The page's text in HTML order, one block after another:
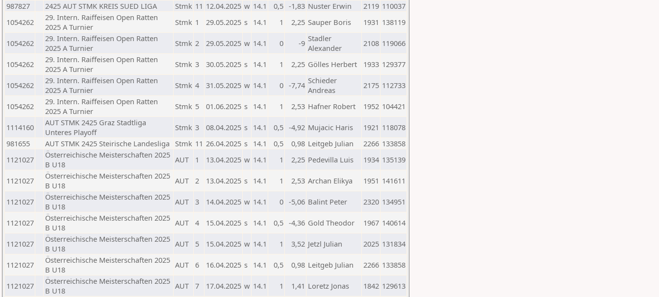
987827
2425 AUT STMK KREIS SUED LIGA Stmk 11 12.04.2025 w 14.1 0,5 -1,83 Nuster Erwin 2119 110037
1054262
29. Intern. Raiffeisen Open Ratten
2025 A Turnier
Stmk 1 29.05.2025 s 14.1 1 2,25 Sauper Boris 1931 138119
1054262
29. Intern. Raiffeisen Open Ratten
2025 A Turnier
Stmk 2 29.05.2025 w 14.1 0 -9 Stadler
Alexander
2108 119066
1054262
29. Intern. Raiffeisen Open Ratten
2025 A Turnier
Stmk 3 30.05.2025 s 14.1 1 2,25 Gölles Herbert 1933 129377
1054262
29. Intern. Raiffeisen Open Ratten
2025 A Turnier
Stmk 4 31.05.2025 w 14.1 0 -7,74 Schieder
Andreas
2175 112733
1054262
29. Intern. Raiffeisen Open Ratten
2025 A Turnier
Stmk 5 01.06.2025 s 14.1 1 2,53 Hafner Robert 1952 104421
1114160
AUT STMK 2425 Graz Stadtliga
Unteres Playoff
Stmk 3 08.04.2025 s 14.1 0,5 -4,92 Mujacic Haris 1921 118078
981655
AUT STMK 2425 Steirische Landesliga Stmk 11 26.04.2025 s 14.1 0,5 0,98 Leitgeb Julian 2266 133858
1121027
Österreichische Meisterschaften 2025
B U18
AUT 1 13.04.2025 w 14.1 1 2,25 Pedevilla Luis 1934 135139
1121027
Österreichische Meisterschaften 2025
B U18
AUT 2 13.04.2025 s 14.1 1 2,53 Archan Elikya 1951 141611
1121027
Österreichische Meisterschaften 2025
B U18
AUT 3 14.04.2025 w 14.1 0 -5,06 Balint Peter 2320 134951
1121027
Österreichische Meisterschaften 2025
B U18
AUT 4 15.04.2025 s 14.1 0,5 -4,36 Gold Theodor 1967 140614
1121027
Österreichische Meisterschaften 2025
B U18
AUT 5 15.04.2025 w 14.1 1 3,52 Jetzl Julian 2025 131834
1121027
Österreichische Meisterschaften 2025
B U18
AUT 6 16.04.2025 s 14.1 0,5 0,98 Leitgeb Julian 2266 133858
1121027
Österreichische Meisterschaften 2025
B U18
AUT 7 17.04.2025 w 14.1 1 1,41 Loretz Jonas 1842 129613